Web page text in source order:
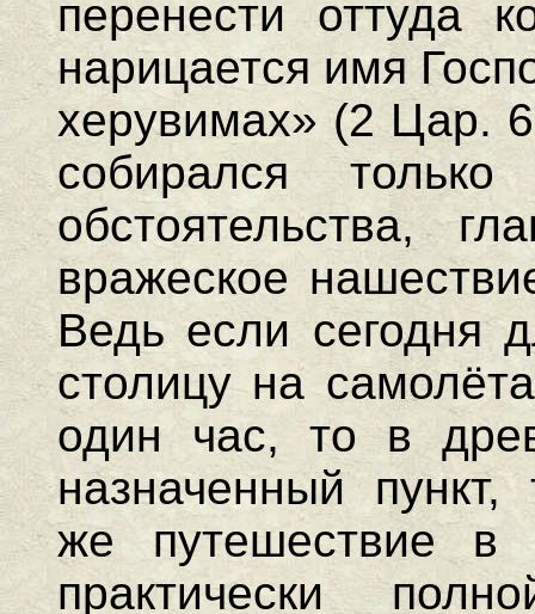
перенести оттуда
нарицается имя
херувимах» (2 Цар.
собирался
обстоятельства,
вражеское
Ведь если сегодня
столицу на
один час, то в
назначенный
же путешествие в
практически